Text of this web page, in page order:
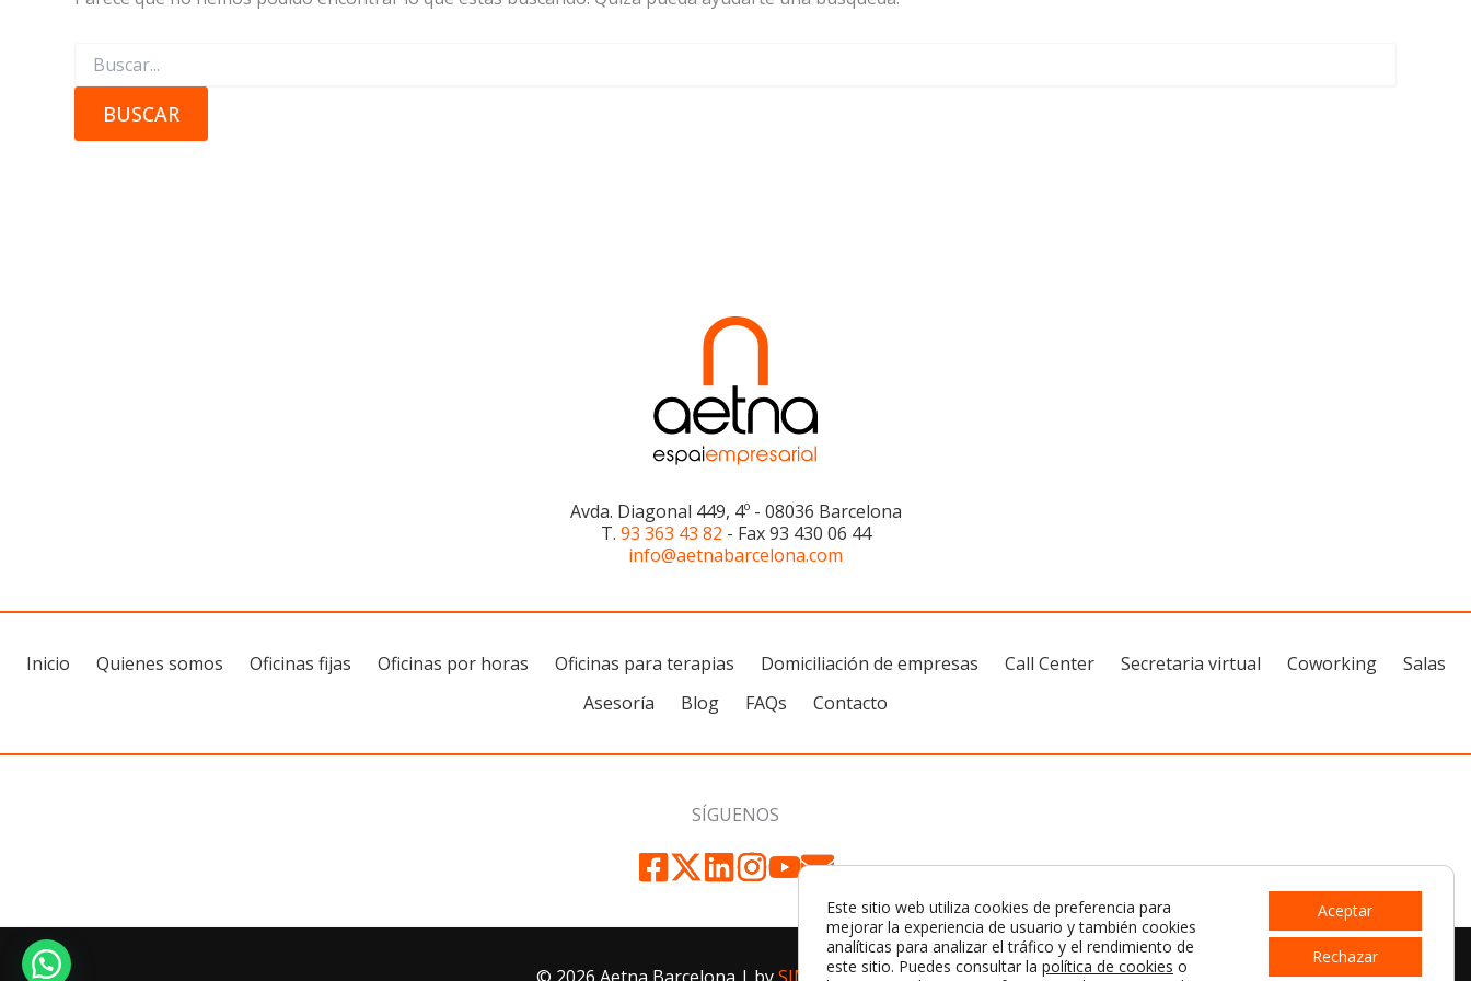
por:
Avda. Diagonal 449, 4º - 08036 Barcelona
T. 93 363 43 82 - Fax 93 430 06 44
info@aetnabarcelona.com
Inicio Quienes somos Oficinas fijas Oficinas por horas Oficinas para terapias Domiciliación de empresas Call Center Secretaria virtual Coworking
Salas
Asesoría
Blog FAQs Contacto
SÍGUENOS
Este sitio web utiliza cookies de preferencia para
mejorar la experiencia de usuario y también cookies
analíticas para analizar el tráfico y el rendimiento de
este sitio. Puedes consultar la política de cookies o
Aceptar
Rechazar